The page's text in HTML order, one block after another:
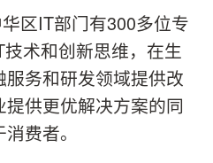
区IT部门有300多位专
术和创新思维，在生
务和研发领域提供改
供更优解决方案的同
费者。